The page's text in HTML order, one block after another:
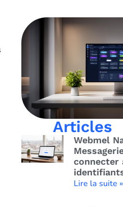
Articles
Webmel
connecter
Lire la suite »